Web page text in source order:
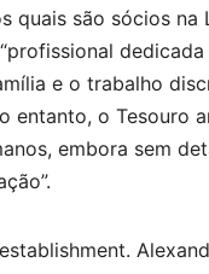
são sócios na
e o trabalho
o Tesouro
embora sem